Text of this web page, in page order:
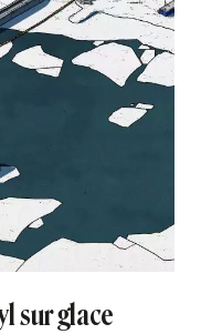
sur glace